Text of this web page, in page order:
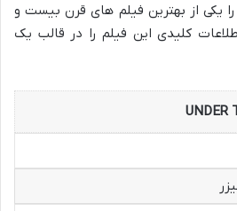
یکی از بهترین فیلم های قرن بیست و
کلیدی این فیلم را در قالب یک
UNDER